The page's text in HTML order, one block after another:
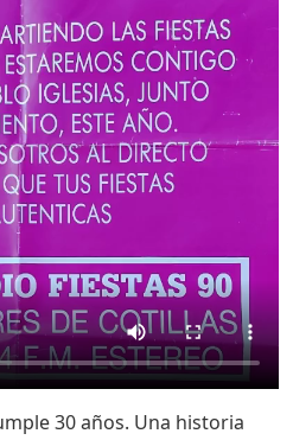
30 años. Una historia